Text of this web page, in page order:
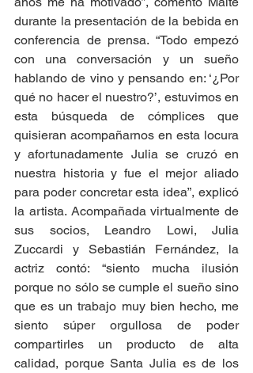
durante la presentación de la bebida en
conferencia de prensa. “Todo empezó
con una conversación y un sueño
hablando de vino y pensando en: ‘¿Por
qué no hacer el nuestro?’, estuvimos en
esta búsqueda de cómplices que
quisieran acompañarnos en esta locura
y afortunadamente Julia se cruzó en
nuestra historia y fue el mejor aliado
para poder concretar esta idea”, explicó
la artista. Acompañada virtualmente de
sus socios, Leandro Lowi, Julia
Zuccardi y Sebastián Fernández, la
actriz contó: “siento mucha ilusión
porque no sólo se cumple el sueño sino
que es un trabajo muy bien hecho, me
siento súper orgullosa de poder
compartirles un producto de alta
calidad, porque Santa Julia es de los